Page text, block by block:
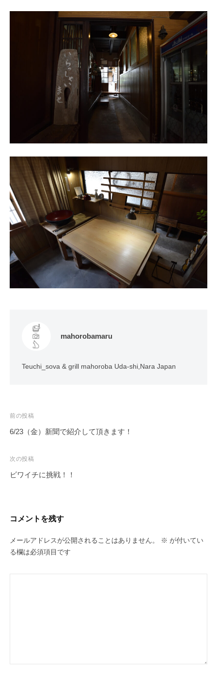
mahorobamaru
Teuchi_sova & grill mahoroba Uda-shi,Nara Japan
投
稿
ビ
ゲ
前の投稿
6/23（金）新聞で紹介して頂きます！
次の投稿
ビワイチに挑戦！！
コメントを残す
メールアドレスが公開されることはありません。 ※ が付いてい
る欄は必須項目です